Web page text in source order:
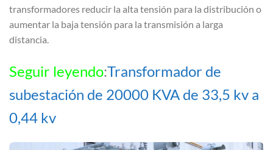
transformadores reducir la alta tensión para la distribución o
aumentar la baja tensión para la transmisión a larga
distancia.
Seguir leyendo:Transformador de
subestación de 20000 KVA de 33,5 kv a
0,44 kv